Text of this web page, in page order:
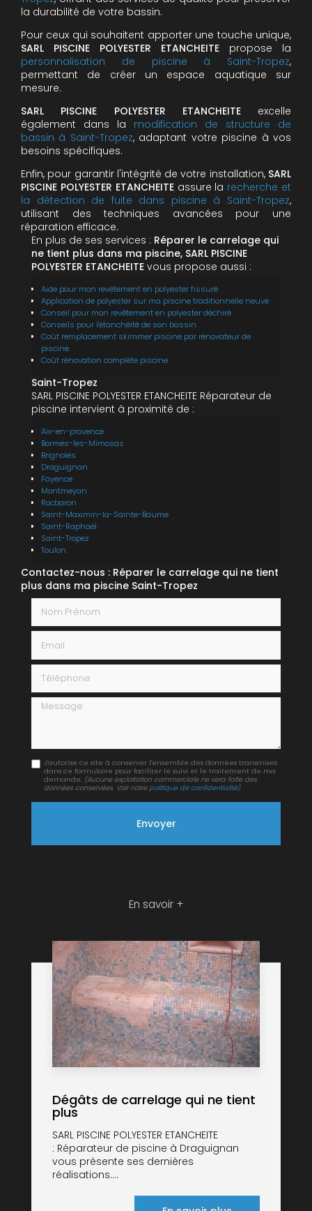
la durabilité de votre bassin.
Pour ceux qui souhaitent apporter une touche unique,
SARL PISCINE POLYESTER ETANCHEITE propose la
personnalisation de piscine à Saint-Tropez,
permettant de créer un espace aquatique sur
mesure.
SARL PISCINE POLYESTER ETANCHEITEexcelle
également dans la modification de structure de
bassin à Saint-Tropez, adaptant votre piscine à vos
besoins spécifiques.
Enfin, pour garantir l'intégrité de votre installation, SARL
PISCINE POLYESTER ETANCHEITEassure la recherche et
la détection de fuite dans piscine à Saint-Tropez,
utilisant des techniques avancées pour une
réparation efficace.
En plus de ses services : Réparer le carrelage qui
ne tient plus dans ma piscine, SARL PISCINE
POLYESTER ETANCHEITE vous propose aussi :
Aide pour mon revêtement en polyester fissuré
Application de polyester sur ma piscine traditionnelle neuve
Conseil pour mon revêtement en polyester déchiré
Conseils pour l'étanchéité de son bassin
Coût remplacement skimmer piscine par rénovateur de
piscine
Coût rénovation complète piscine
Saint-Tropez
SARL PISCINE POLYESTER ETANCHEITE Réparateur de
piscine intervient à proximité de :
Aix-en-provence
Bormes-les-Mimosas
Brignoles
Draguignan
Fayence
Montmeyan
Rocbaron
Saint-Maximin-la-Sainte-Baume
Saint-Raphaël
Saint-Tropez
Toulon
Contactez-nous : Réparer le carrelage qui ne tient
plus dans ma piscine Saint-Tropez
Message
J'autorise ce site à conserver l'ensemble des données transmises
dans ce formulaire pour faciliter le suivi et le traitement de ma
demande. (Aucune exploitation commerciale ne sera faite des
données conservées. Voir notre politique de confidentialité)
En savoir +
Dégâts de carrelage qui ne tient
plus
SARL PISCINE POLYESTER ETANCHEITE
: Réparateur de piscine à Draguignan
vous présente ses dernières
réalisations....